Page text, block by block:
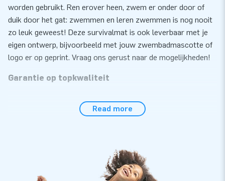
worden gebruikt. Ren erover heen, zwem er onder door of
duik door het gat: zwemmen en leren zwemmen is nog nooit
zo leuk geweest! Deze survivalmat is ook leverbaar met je
eigen ontwerp, bijvoorbeeld met jouw zwembadmascotte of
logo er op geprint. Vraag ons gerust naar de mogelijkheden!
Garantie op topkwaliteit
hoogfrequent gelaste PVC doeken. Op deze manier
tegen chloor en invloeden van open water. Zo haal jij een
duurzaam product in huis dat ook nog eens gemakkelijk te
reinigen is. Op dit product krijg je 1 jaar garantie.
Read more